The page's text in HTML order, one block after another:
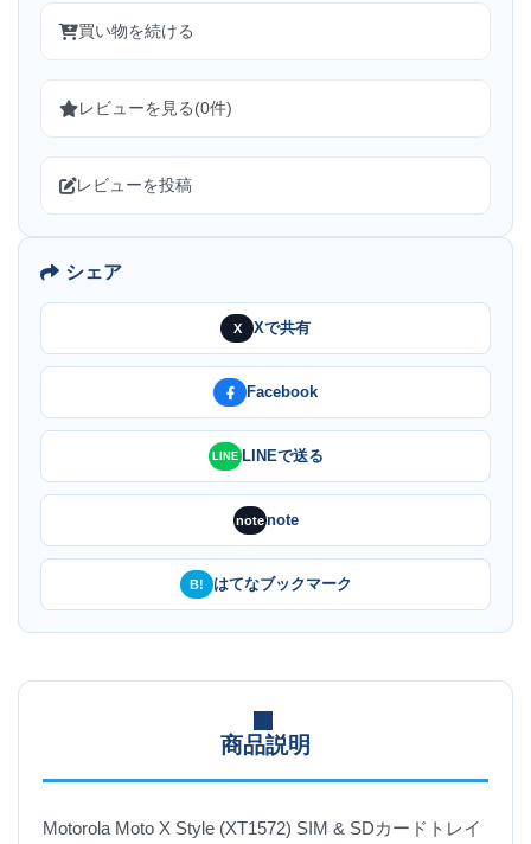
買い物を続ける
レビューを見る(0件)
レビューを投稿
シェア
X Xで共有
Facebook
LINE LINEで送る
notenote
B! はてなブックマーク
商品説明
Motorola Moto X Style (XT1572) SIM & SDカードトレイ